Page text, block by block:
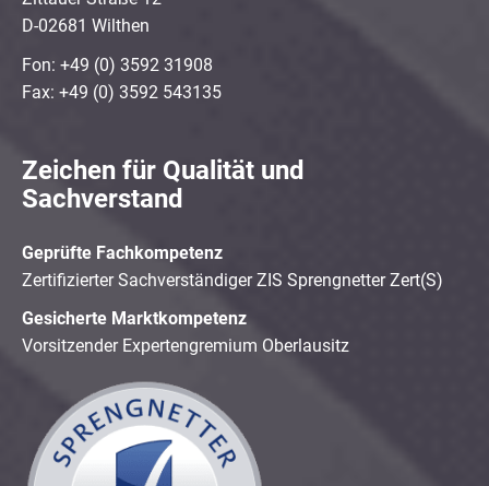
D-02681 Wilthen
Fon: +49 (0) 3592 31908
Fax: +49 (0) 3592 543135
Zeichen für Qualität und
Sachverstand
Geprüfte Fachkompetenz
Zertifizierter Sachverständiger ZIS Sprengnetter Zert(S)
Gesicherte Marktkompetenz
Vorsitzender Expertengremium Oberlausitz